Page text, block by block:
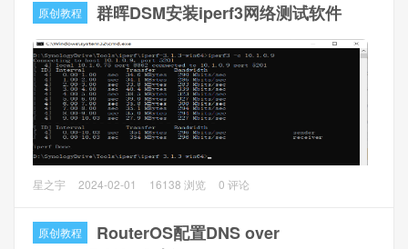
操作方法
1、PVE后台，打开pve主机，系统 --> 网络 --> 创建 --
> Linux Briage，IPv4/CIDR填写IP地址（如
10.1.0.188/24） ，桥接端口填写网口（如ens36）
建
2、网关设置（只支持设置一个网关），建议设置为外网可以
访问的网卡上。编辑vmbr0删除网关，点击
原创教程 群晖DSM安装iperf3网络测试软件
经常折腾网络的一定知道iperf3也一定用过，iperf3是一个
络上可达到的最大带宽的工具，它支持调整与时序，协议和
星之宇 2024-02-01 16138 浏览 0 评论
原创教程
RouterOS配置DNS over